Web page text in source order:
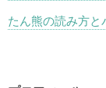
たん熊の読み方と